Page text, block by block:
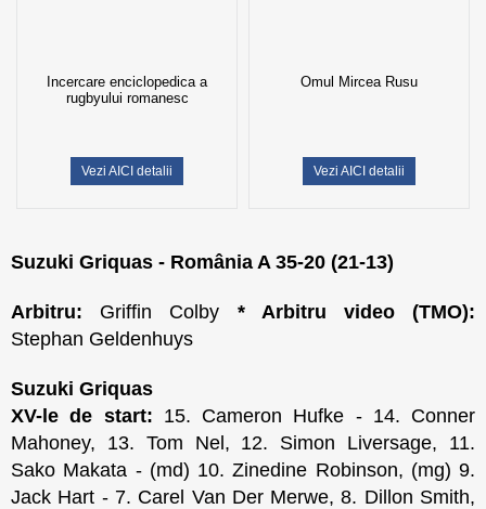
Incercare enciclopedica a
rugbyului romanesc
Vezi AICI detalii
Omul Mircea Rusu
Vezi AICI detalii
Suzuki Griquas - România A 35-20 (21-13)
Arbitru: Griffin Colby * Arbitru video (TMO):
Stephan Geldenhuys
Suzuki Griquas
XV-le de start: 15. Cameron Hufke - 14. Conner
Mahoney, 13. Tom Nel, 12. Simon Liversage, 11.
Sako Makata - (md) 10. Zinedine Robinson, (mg) 9.
Jack Hart - 7. Carel Van Der Merwe, 8. Dillon Smith,